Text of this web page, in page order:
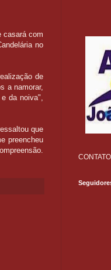
casará com
no
de
a namorar,
da noiva",
que
preencheu